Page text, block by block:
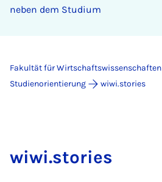
neben dem Studium
Fakultät für Wirtschaftswissenschaften
Studienorientierung
wiwi.stories
wiwi.stories